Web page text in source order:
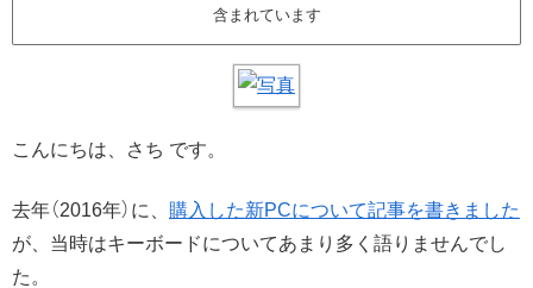
含まれています
こんにちは、さち です。
去年（2016年）に、 購入した新PCについて記事を書きました
が、当時はキーボードについてあまり多く語りませんでし
た。